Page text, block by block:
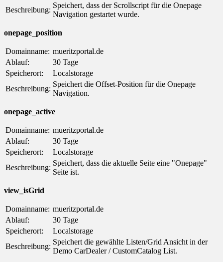
Beschreibung:
Speichert, dass der Scrollscript für die Onepage
Navigation gestartet wurde.
onepage_position
Domainname: mueritzportal.de
Ablauf:
30 Tage
Speicherort:
Localstorage
Beschreibung:
Speichert die Offset-Position für die Onepage
Navigation.
onepage_active
Domainname: mueritzportal.de
Ablauf:
30 Tage
Speicherort:
Localstorage
Beschreibung:
Speichert, dass die aktuelle Seite eine "Onepage"
Seite ist.
view_isGrid
Domainname: mueritzportal.de
Ablauf:
30 Tage
Speicherort:
Localstorage
Beschreibung:
Speichert die gewählte Listen/Grid Ansicht in der
Demo CarDealer / CustomCatalog List.